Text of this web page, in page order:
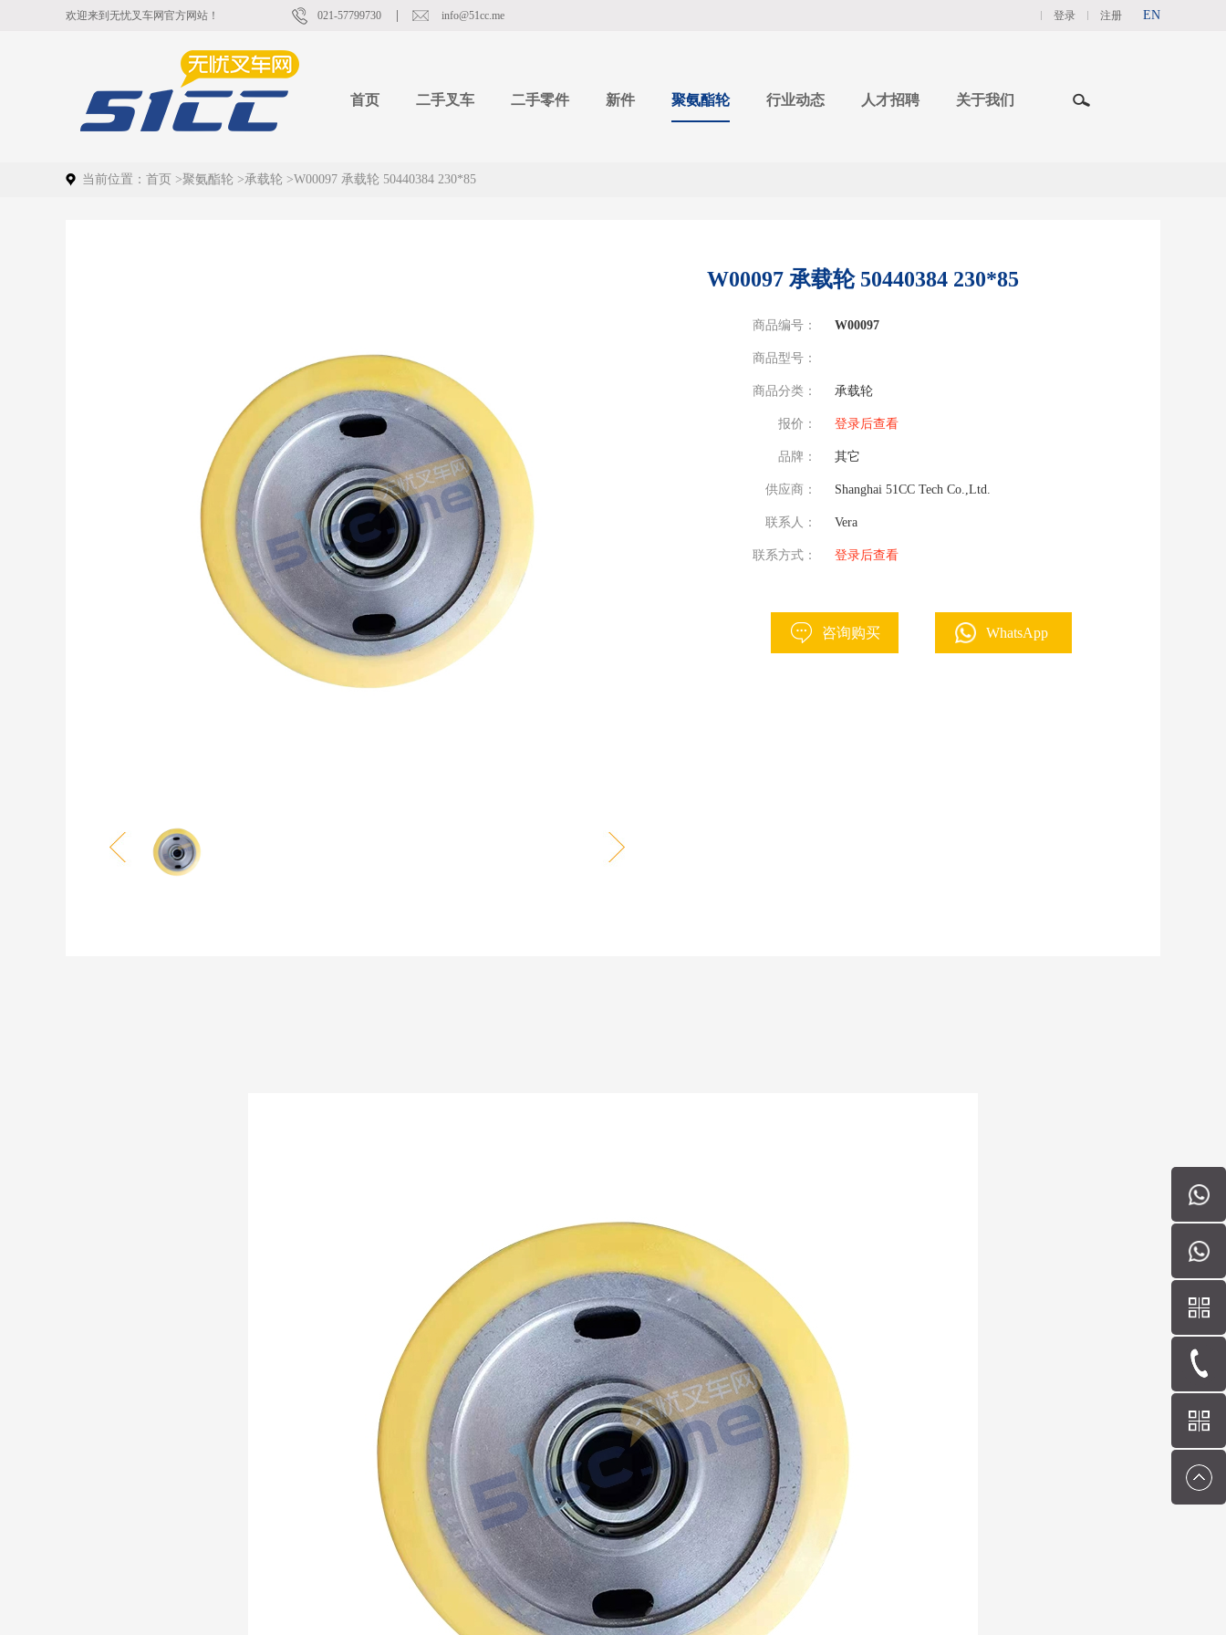
欢迎来到无忧叉车网官方网站！ 021-57799730 info@51cc.me 登录 注册 EN
首页 二手叉车 二手零件 新件 聚氨酯轮 行业动态 人才招聘 关于我们
当前位置： 首页 >聚氨酯轮 >承载轮 >W00097 承载轮 50440384 230*85
W00097 承载轮 50440384 230*85
商品编号： W00097
商品型号：
商品分类： 承载轮
报价： 登录后查看
品牌： 其它
供应商： Shanghai 51CC Tech Co.,Ltd.
联系人： Vera
联系方式： 登录后查看
WhatsApp